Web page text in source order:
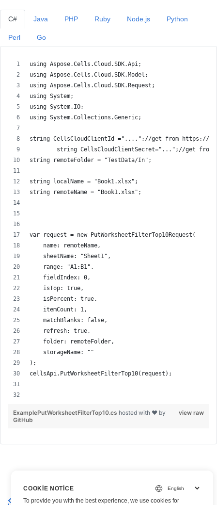
C#
using Aspose.Cells.Cloud.SDK.Api;
using Aspose.Cells.Cloud.SDK.Model;
using Aspose.Cells.Cloud.SDK.Request;
using System;
using System.IO;
using System.Collections.Generic;
string CellsCloudClientId ="....";//get from https://
string CellsCloudClientSecret="...";//get
string remoteFolder = "TestData/In";
string localName = "Book1.xlsx";
string remoteName = "Book1.xlsx";
var request = new PutWorksheetFilterTop10Request(
    name: remoteName,
    sheetName: "Sheet1",
    range: "A1:B1",
    fieldIndex: 0,
    isTop: true,
    isPercent: true,
    itemCount: 1,
    matchBlanks: false,
    refresh: true,
    folder: remoteFolder,
    storageName: ""
);
cellsApi.PutWorksheetFilterTop10(request);
view raw
ExamplePutWorksheetFilterTop10.cs hosted with ❤ by
GitHub
Java PHP Ruby Node.js Python
Perl Go
COOKIE NOTICE
To provide you with the best experience, we use cookies for